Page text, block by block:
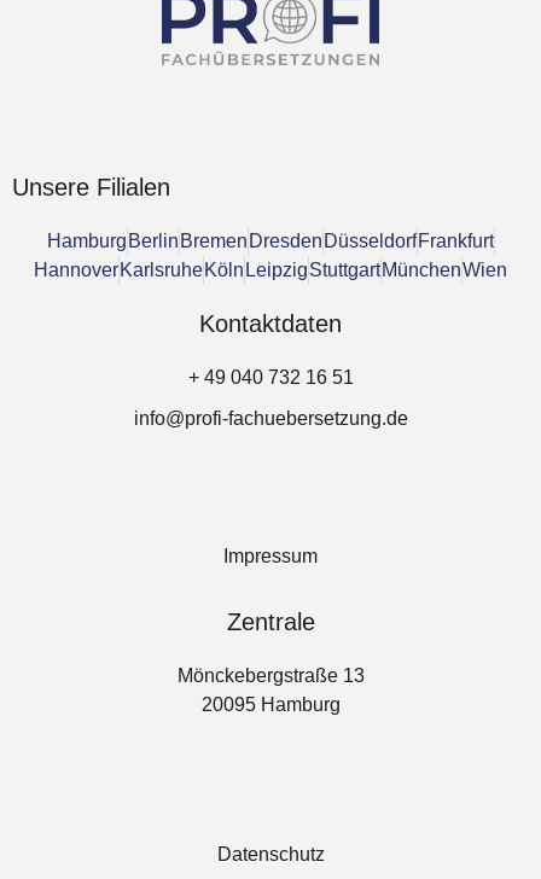
Unsere Filialen
Hamburg Berlin Bremen Dresden Düsseldorf Frankfurt
HannoverKarlsruheKöln LeipzigStuttgartMünchenWien
Kontaktdaten
+ 49 040 732 16 51
info@profi-fachuebersetzung.de
Impressum
Zentrale
Mönckebergstraße 13
20095 Hamburg
Datenschutz